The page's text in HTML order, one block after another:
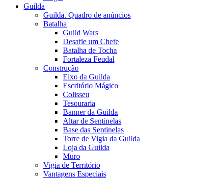
Guilda
Guilda. Quadro de anúncios
Batalha
Guild Wars
Desafie um Chefe
Batalha de Tocha
Fortaleza Feudal
Construção
Eixo da Guilda
Escritório Mágico
Colisseu
Tesouraria
Banner da Guilda
Altar de Sentinelas
Base das Sentinelas
Torre de Vigia da Guilda
Loja da Guilda
Muro
Vigia de Território
Vantagens Especiais